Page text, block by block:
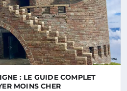
: LE GUIDE COMPLET
MOINS CHER